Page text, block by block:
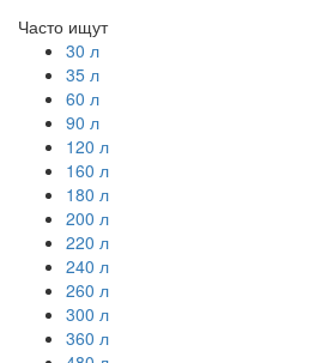
Часто ищут
30 л
35 л
60 л
90 л
120 л
160 л
180 л
200 л
220 л
240 л
260 л
300 л
360 л